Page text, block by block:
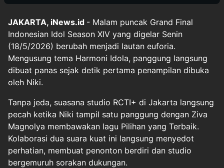
JAKARTA, iNews.id - Malam puncak Grand Final
Indonesian Idol Season XIV yang digelar Senin
(18/5/2026) berubah menjadi lautan euforia.
Mengusung tema Harmoni Idola, panggung langsung
dibuat panas sejak detik pertama penampilan dibuka
oleh Niki.
Tanpa jeda, suasana studio RCTI+ di Jakarta langsung
pecah ketika Niki tampil satu panggung dengan Ziva
Magnolya membawakan lagu Pilihan yang Terbaik.
Kolaborasi dua suara kuat ini langsung menyedot
perhatian, membuat penonton berdiri dan studio
bergemuruh sorakan dukungan.